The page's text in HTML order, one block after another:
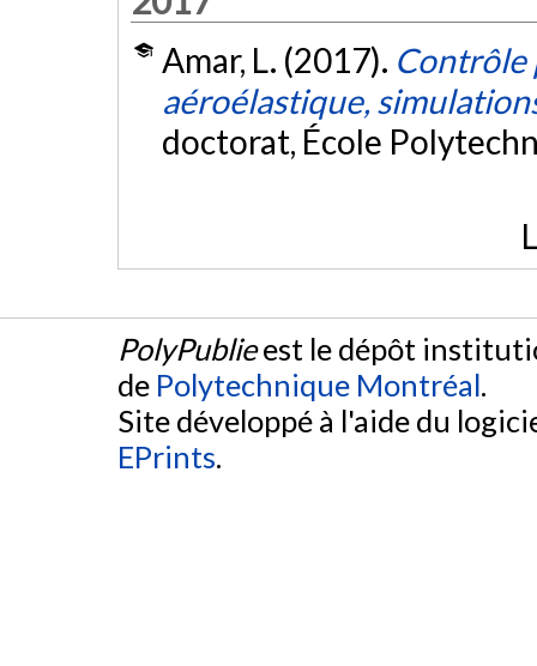
Amar, L. (2017). Contrôle
aéroélastique,
doctorat, École
PolyPublieest le dépôt
de Polytechnique Montréal.
Site développé à l'aide du
EPrints.